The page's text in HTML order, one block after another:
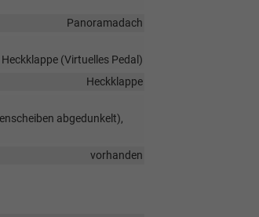
Panoramadach
(Virtuelles Pedal)
Heckklappe
abgedunkelt),
vorhanden